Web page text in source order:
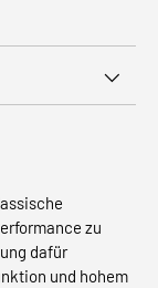
zu
dafür
und hohem